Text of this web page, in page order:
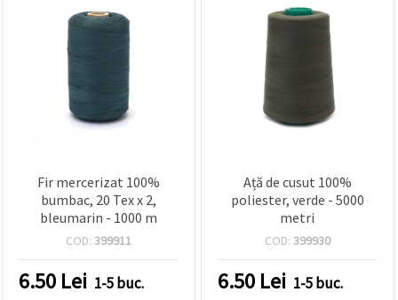
Fir mercerizat 100%
bumbac, 20 Tex x 2,
bleumarin - 1000 m
COD: 399911
6.50 Lei 1-5 buc.
Ață de cusut 100%
poliester, verde - 5000
metri
COD: 399930
6.50 Lei 1-5 buc.